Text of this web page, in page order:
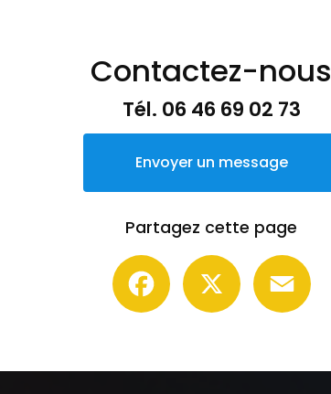
Contactez-nous
Tél. 06 46 69 02 73
Envoyer un message
Partagez cette page
Facebook